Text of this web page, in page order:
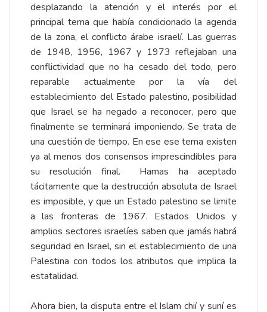
desplazando la atención y el interés por el
principal tema que había condicionado la agenda
de la zona, el conflicto árabe israelí. Las guerras
de 1948, 1956, 1967 y 1973 reflejaban una
conflictividad que no ha cesado del todo, pero
reparable actualmente por la vía del
establecimiento del Estado palestino, posibilidad
que Israel se ha negado a reconocer, pero que
finalmente se terminará imponiendo. Se trata de
una cuestión de tiempo. En ese ese tema existen
ya al menos dos consensos imprescindibles para
su resolución final. Hamas ha aceptado
tácitamente que la destrucción absoluta de Israel
es imposible, y que un Estado palestino se limite
a las fronteras de 1967. Estados Unidos y
amplios sectores israelíes saben que jamás habrá
seguridad en Israel, sin el establecimiento de una
Palestina con todos los atributos que implica la
estatalidad.
Ahora bien, la disputa entre el Islam chií y suní es